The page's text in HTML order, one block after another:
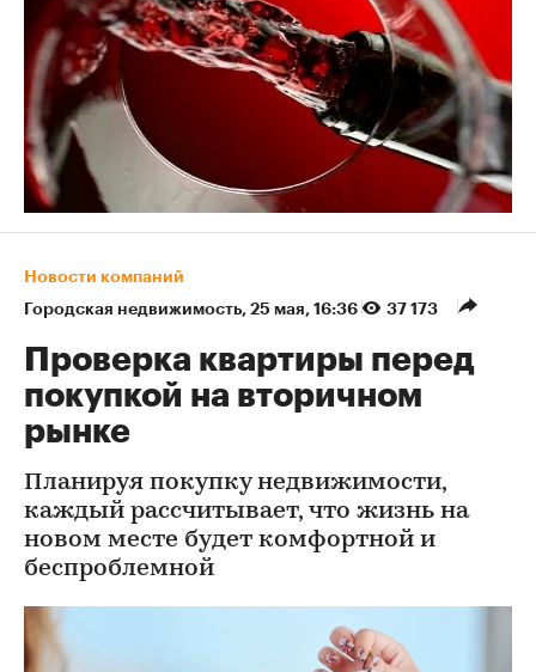
Новости компаний
Городская недвижимость⁠, 25 мая, 16:36 37 173
Проверка квартиры перед
покупкой на вторичном
рынке
Планируя покупку недвижимости,
каждый рассчитывает, что жизнь на
новом месте будет комфортной и
беспроблемной